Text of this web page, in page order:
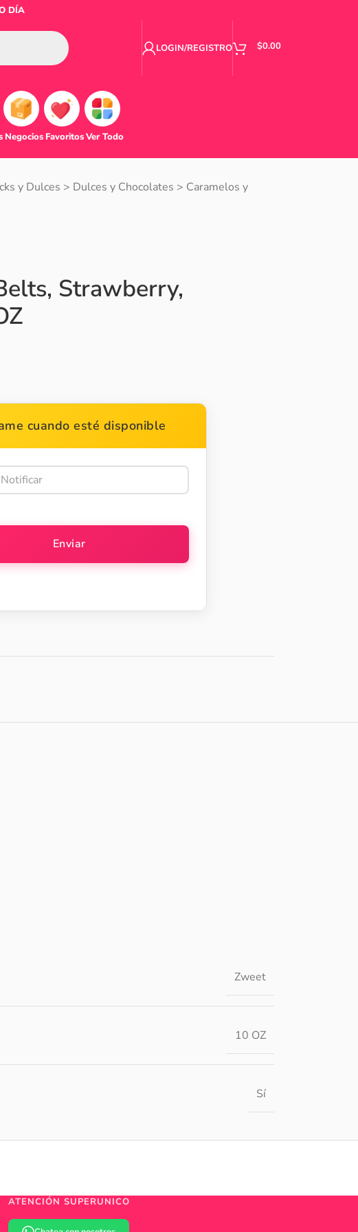
DÍA
LOGIN/REGISTRO $0.00
Negocios FavoritosVer Todo
y Dulces > Dulces y Chocolates > Caramelos y
Strawberry,
cuando esté disponible
Zweet
10 OZ
Sí
ATENCIÓN SUPERUNICO